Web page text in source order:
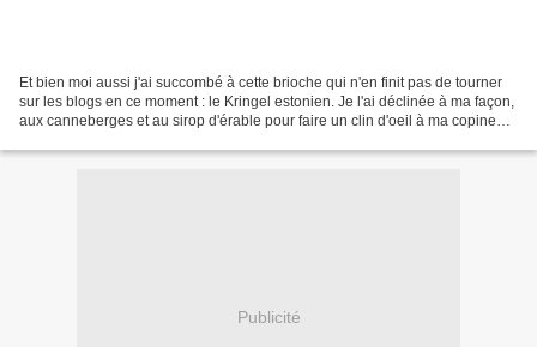
Et bien moi aussi j'ai succombé à cette brioche qui n'en finit pas de tourner
sur les blogs en ce moment : le Kringel estonien. Je l'ai déclinée à ma façon,
aux canneberges et au sirop d'érable pour faire un clin d'oeil à ma copine
Publicité